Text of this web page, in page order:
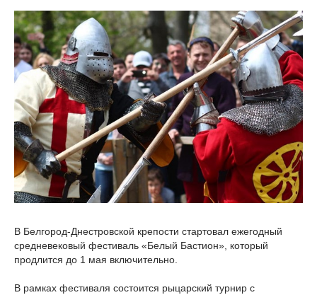
В Белгород-Днестровской крепости стартовал ежегодный
средневековый фестиваль «Белый Бастион», который
продлится до 1 мая включительно.
В рамках фестиваля состоится рыцарский турнир с